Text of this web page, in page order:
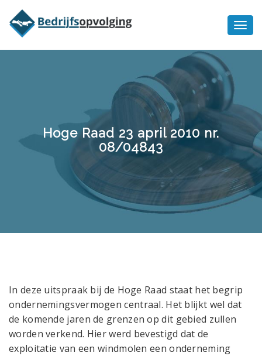
Hoge Raad 23 april 2010 nr.
08/04843
In deze uitspraak bij de Hoge Raad staat het begrip
ondernemingsvermogen centraal. Het blijkt wel dat
de komende jaren de grenzen op dit gebied zullen
worden verkend. Hier werd bevestigd dat de
exploitatie van een windmolen een onderneming
bedrijfsopvolging voor fiscaal
juridisch advies
Ik wil meer informatie